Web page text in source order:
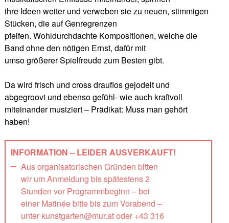
ihre Ideen weiter und verweben sie zu neuen, stimmigen
Stücken, die auf Genregrenzen
pfeifen. Wohldurchdachte Kompositionen, welche die
Band ohne den nötigen Ernst, dafür mit
umso größerer Spielfreude zum Besten gibt.
Da wird frisch und cross drauflos gejodelt und
abgegroovt und ebenso gefühl- wie auch kraftvoll
miteinander musiziert – Prädikat: Muss man gehört
haben!
INFORMATION – LEIDER AUSVERKAUFT!
Aus organisatorischen Gründen bitten
wir um Anmeldung bis spätestens 2
Stunden vor Programmbeginn – bei
einer Matinée bitte bis zum Vorabend –
unter kunstgarten@mur.at oder +43 316